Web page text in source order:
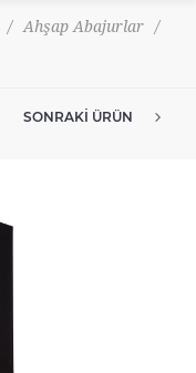
/ Ahşap Abajurlar
/
SONRAKI ÜRÜN